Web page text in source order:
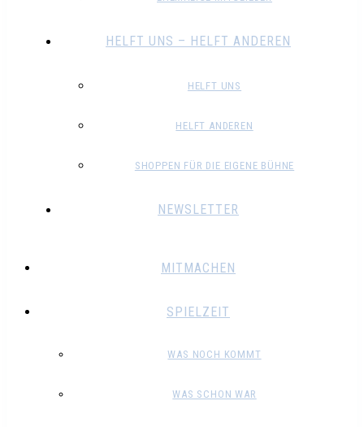
HELFT UNS – HELFT ANDEREN
HELFT UNS
HELFT ANDEREN
SHOPPEN FÜR DIE EIGENE BÜHNE
NEWSLETTER
MITMACHEN
SPIELZEIT
WAS NOCH KOMMT
WAS SCHON WAR